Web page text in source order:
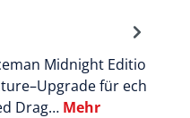
Midnight Editio
für ech
Drag… Mehr